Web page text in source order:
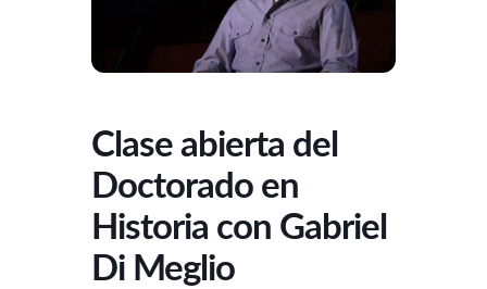
Clase abierta del
Doctorado en
Historia con Gabriel
Di Meglio